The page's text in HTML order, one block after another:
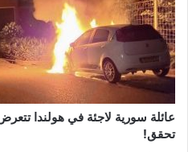
عائلة سورية لاجئة في هولندا
تحقق!